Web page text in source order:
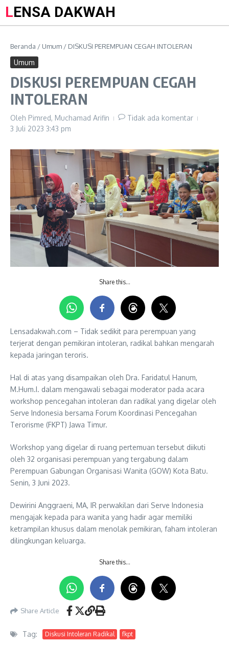
LENSA DAKWAH
Beranda / Umum / DISKUSI PEREMPUAN CEGAH INTOLERAN
Umum
DISKUSI PEREMPUAN CEGAH
INTOLERAN
Oleh Pimred, Muchamad Arifin
Tidak ada komentar
3 Juli 2023 3:43 pm
Share this…
Lensadakwah.com – Tidak sedikit para perempuan yang
terjerat dengan pemikiran intoleran, radikal bahkan mengarah
kepada jaringan teroris.
Hal di atas yang disampaikan oleh Dra. Faridatul Hanum,
M.Hum.I. dalam mengawali sebagai moderator pada acara
workshop pencegahan intoleran dan radikal yang digelar oleh
Serve Indonesia bersama Forum Koordinasi Pencegahan
Terorisme (FKPT) Jawa Timur.
Workshop yang digelar di ruang pertemuan tersebut diikuti
oleh 32 organisasi perempuan yang tergabung dalam
Perempuan Gabungan Organisasi Wanita (GOW) Kota Batu.
Senin, 3 Juni 2023.
Dewirini Anggraeni, MA, IR perwakilan dari Serve Indonesia
mengajak kepada para wanita yang hadir agar memiliki
ketrampilan khusus dalam menolak pemikiran, faham intoleran
dilingkungan keluarga.
Share this…
Share Article
Tag: Diskusi Intoleran Radikal fkpt